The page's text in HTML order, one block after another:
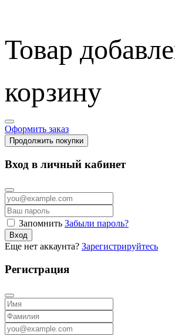
Товар
корзину
Оформить заказ
Продолжить покупки
Вход в личный кабинет
Запомнить Забыли пароль?
Вход
Еще нет аккаунта? Зарегистрируйтесь
Регистрация